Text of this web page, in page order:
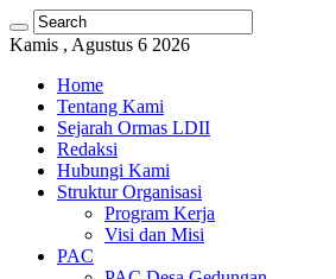
Kamis , Agustus 6 2026
Home
Tentang Kami
Sejarah Ormas LDII
Redaksi
Hubungi Kami
Struktur Organisasi
Program Kerja
Visi dan Misi
PAC